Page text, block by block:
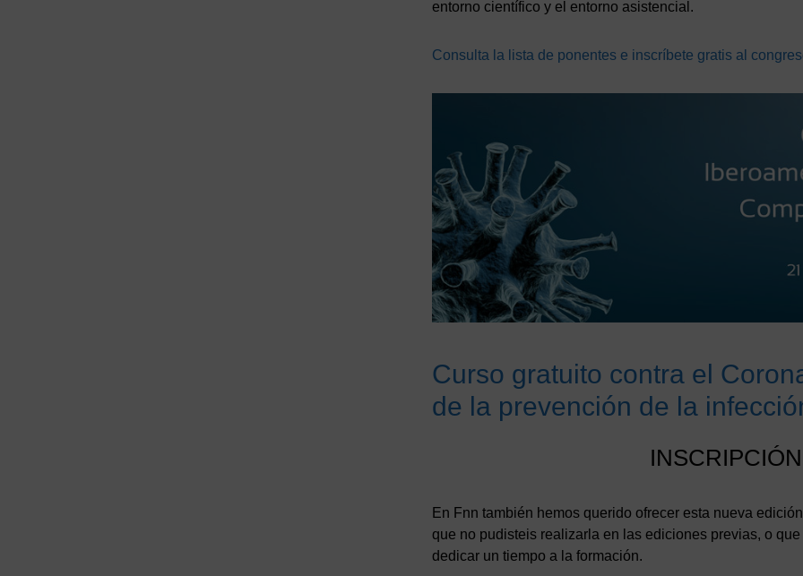
entorno científico y el entorno asistencial.
Consulta la lista de ponentes e inscríbete gratis al
Curso gratuito contra el
de la prevención de la
En Fnn también hemos querido ofrecer esta nueva
que no pudisteis realizarla en las ediciones previas, o
dedicar un tiempo a la formación.